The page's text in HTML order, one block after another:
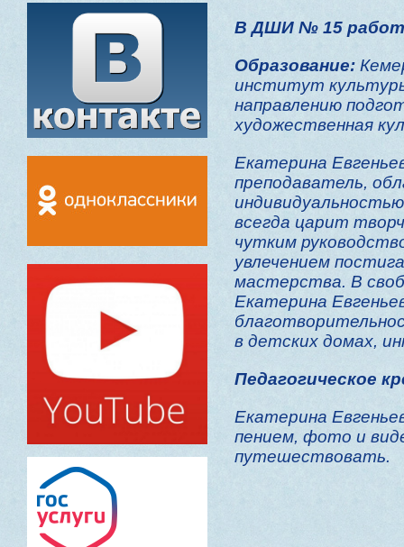
В ДШИ № 15
Образование:
институт
направлению
художественная
Екатерина
преподаватель,
всегда царит
чутким
увлечением
мастерства. В
Екатерина
в детских домах,
Педагогическое
Екатерина
пением, фото и
путешествовать.